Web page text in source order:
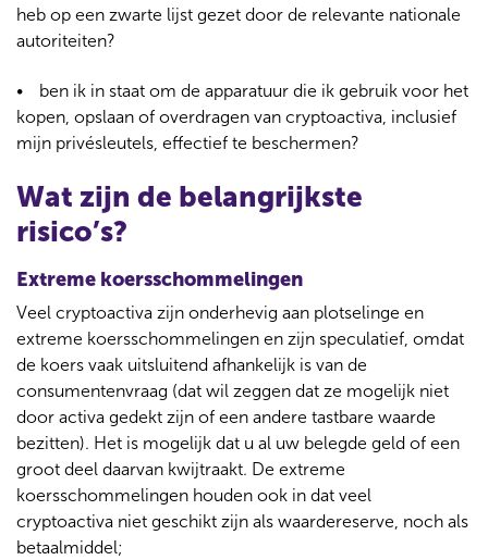
heb op een zwarte lijst gezet door de relevante nationale
autoriteiten?
ben ik in staat om de apparatuur die ik gebruik voor het
kopen, opslaan of overdragen van cryptoactiva, inclusief
mijn privésleutels, effectief te beschermen?
Wat zijn de belangrijkste
risico’s?
Extreme koersschommelingen
Veel cryptoactiva zijn onderhevig aan plotselinge en
extreme koersschommelingen en zijn speculatief, omdat
de koers vaak uitsluitend afhankelijk is van de
consumentenvraag (dat wil zeggen dat ze mogelijk niet
door activa gedekt zijn of een andere tastbare waarde
bezitten). Het is mogelijk dat u al uw belegde geld of een
groot deel daarvan kwijtraakt. De extreme
koersschommelingen houden ook in dat veel
cryptoactiva niet geschikt zijn als waardereserve, noch als
betaalmiddel;